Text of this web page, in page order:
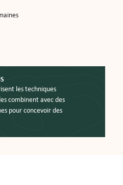
les techniques
combinent avec des
pour concevoir des